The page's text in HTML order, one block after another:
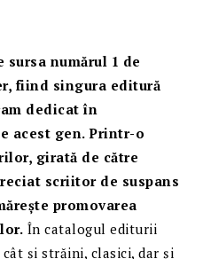
sursa numărul 1 de
fiind singura editură
dedicat în
acest gen.Printr-o
girată de către
scriitor de suspans
promovarea
În catalogul editurii
și străini, clasici, dar și